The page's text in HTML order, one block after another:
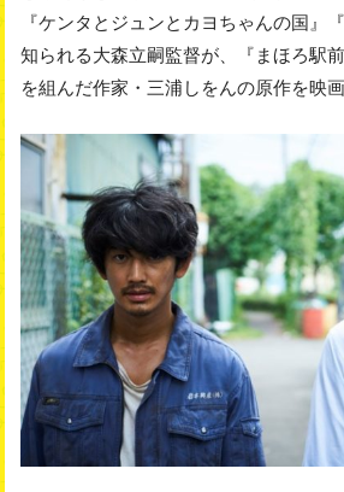
『ケンタとジュンとカヨちゃんの国』
知られる大森立嗣監督が、『まほろ駅
を組んだ作家・三浦しをんの原作を映画